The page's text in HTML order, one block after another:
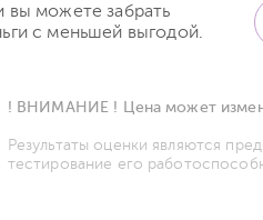
вы можете забрать
с меньшей выгодой.
! ВНИМАНИЕ ! Цена может
Результаты оценки являются
тестирование его